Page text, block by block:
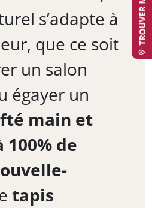
s’adapte à
que ce soit
un salon
égayer un
main et
100% de
tapis